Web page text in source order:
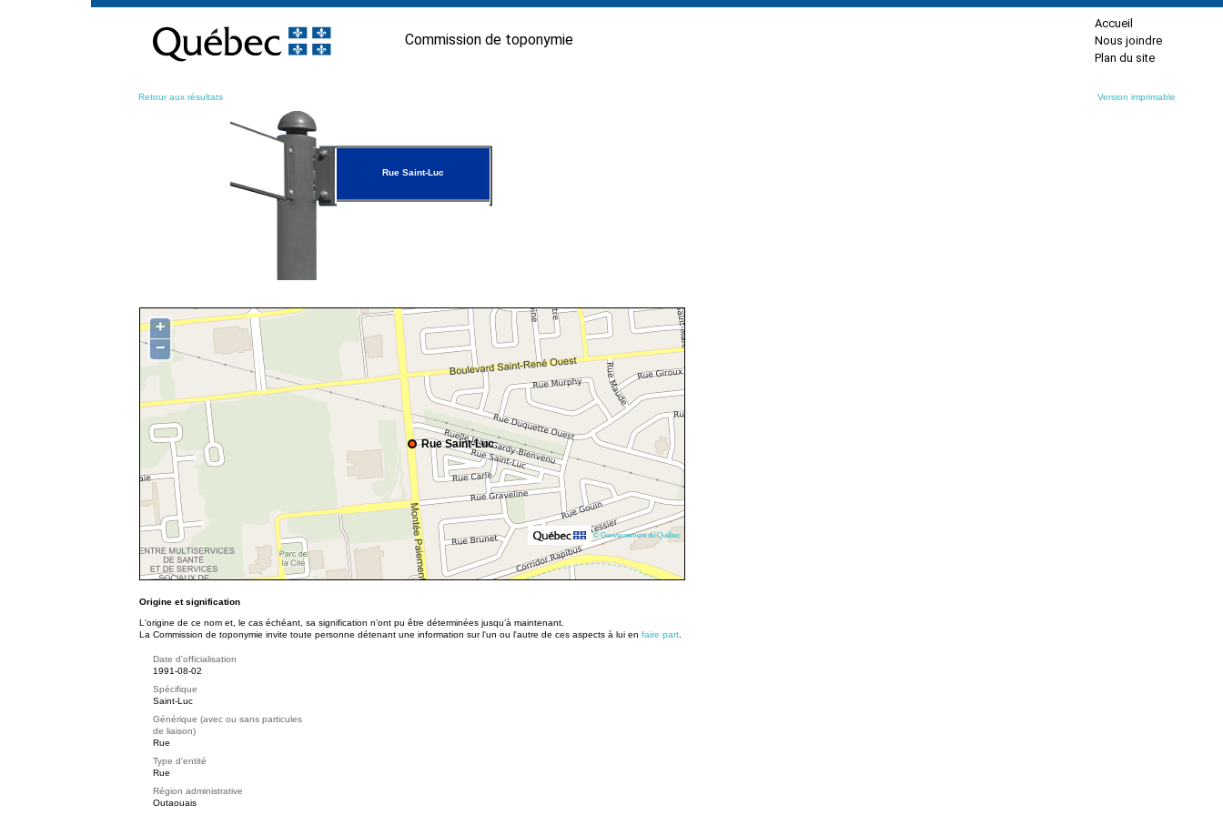
contenu
Commission de toponymie
Accueil
Nous joindre
Plan du site
Retour aux résultats Version imprimable
Rue Saint-Luc
Rue Saint-Luc
+
−
© Gouvernement du Québec
Origine et signification
L'origine de ce nom et, le cas échéant, sa signification n’ont pu être déterminées jusqu’à maintenant.
La Commission de toponymie invite toute personne détenant une information sur l'un ou l'autre de ces aspects à lui en faire part
Date d'officialisation
1991-08-02
Spécifique
Saint-Luc
Générique (avec ou sans particules
de liaison)
Rue
Type d'entité
Rue
Région administrative
Outaouais